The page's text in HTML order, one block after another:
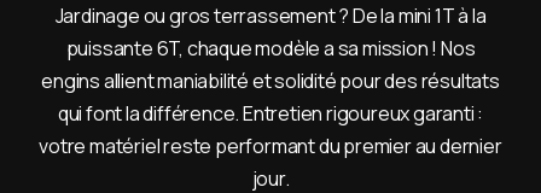
Jardinage ou gros terrassement ? De la mini 1T à la
puissante 6T, chaque modèle a sa mission ! Nos
engins allient maniabilité et solidité pour des résultats
qui font la différence. Entretien rigoureux garanti :
votre matériel reste performant du premier au dernier
jour.